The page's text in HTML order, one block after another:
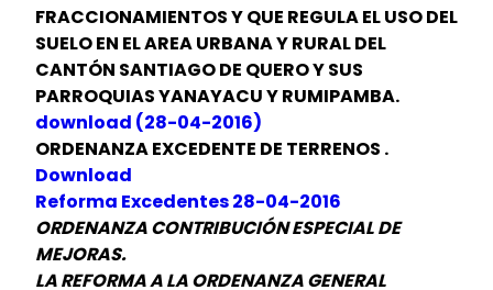
FRACCIONAMIENTOS Y QUE REGULA EL USO DEL
SUELO EN EL AREA URBANA Y RURAL DEL
CANTÓN SANTIAGO DE QUERO Y SUS
PARROQUIAS YANAYACU Y RUMIPAMBA.
download (28-04-2016)
ORDENANZA EXCEDENTE DE TERRENOS .
Download
Reforma Excedentes 28-04-2016
ORDENANZA CONTRIBUCIÓN ESPECIAL DE
MEJORAS.
LA REFORMA A LA ORDENANZA GENERAL